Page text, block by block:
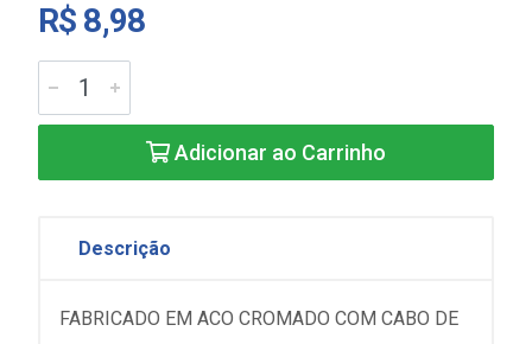
R$ 8,98
Adicionar ao Carrinho
Descrição
FABRICADO EM ACO CROMADO COM CABO DE